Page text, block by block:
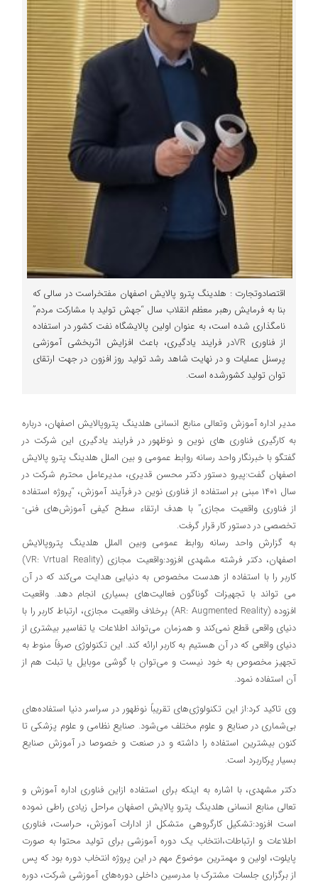
اقتصادوتجارت : هلدینگ پترو پالایش اصفهان مفتخراست در سالی که
بنا به فرمایش رهبر معظم انقلاب سال “جهش تولید با مشارکت مردم”
نامگذاری شده است، به عنوان اولین پالایشگاه نفت کشور در استفاده
از فناوری VRدر فرایند یادگیری، باعث افزایش اثربخشی آموزشی
پرسنل عملیات و در نهایت شاهد رشد تولید روز افزون در جهت ارتقای
توان تولید کشورشده است.
مدیر اداره آموزش وتعالی منابع انسانی هلدینگ پتروپالایش اصفهان، درباره
به کارگیری فناوری های نوین و نوظهور در فرایند یادگیری این شرکت در
گفتگو با خبرنگار واحد رسانه روابط عمومی و بین الملل هلدینگ پترو پالایش
اصفهان گفت:پیرو دستور دکتر محسن قدیری، مدیرعامل محترم شرکت در
سال ۱۴۰۱ مبنی بر استفاده از فناوری نوین در فرآیند آموزش، “پروژه استفاده
از فناوری واقعیت مجازی” با هدف ارتقاء سطح کیفی آموزش‌های فنی-
تخصصی در دستور کار قرار گرفت.
به گزارش واحد رسانه روابط عمومی وبین الملل هلدینگ پتروپالایش
اصفهان، دکتر فرشته مشهدی افزود:واقعیت مجازی (VR: Vrtual Reality)
کاربر را با استفاده از هدست مخصوص به دنیایی هدایت می‌کند که در آن
می تواند با تجهیزات گوناگون فعالیت‌های بسیاری انجام دهد. واقعیت
افزوده (AR: Augmented Reality) برخلاف واقعیت مجازی، ارتباط کاربر را با
دنیای واقعی قطع نمی‌کند و همزمان می‌تواند اطلاعات یا تفاسیر بیشتری از
دنیای واقعی که در آن هستیم به کاربر ارائه کند. این تکنولوژی صرفاً منوط به
تجهیز مخصوص به خود نیست و می‌توان با گوشی موبایل یا تبلت هم از
آن استفاده نمود.
وی تاکید کرد:از این تکنولوژی‌های تقریباً نوظهور در سراسر دنیا استفاده‌های
بی‌شماری در صنایع و علوم مختلف می‌شود. صنایع نظامی و علوم پزشکی تا
کنون بیشترین استفاده را داشته و در صنعت و خصوصا در آموزش صنایع
بسیار پرکاربرد است.
دکتر مشهدی، با اشاره به اینکه برای استفاده ازاین فناوری اداره آموزش و
تعالی منابع انسانی هلدینگ پترو پالایش اصفهان مراحل زیادی راطی نموده
است افزود:تشکیل کارگروهی متشکل از ادارات آموزش، حراست، فناوری
اطلاعات و ارتباطات،انتخاب یک دوره آموزشی برای تولید محتوا به صورت
پایلوت، اولین و مهمترین موضوع مهم در این پروژه انتخاب دوره بود که پس
از برگزاری جلسات مشترک با مدرسین داخلی دوره‌های آموزشی شرکت، دوره